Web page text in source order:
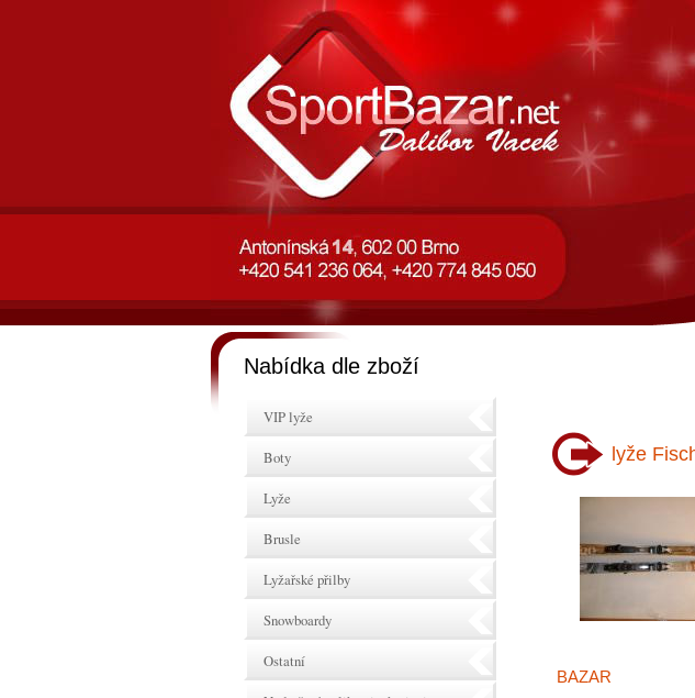
lyže
BAZAR
Nabídka dle zboží
VIP lyže
Boty
Lyže
Brusle
Lyžařské přilby
Snowboardy
Ostatní